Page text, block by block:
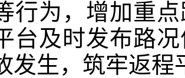
行为，增加重
台及时发布路
发生，筑牢返程